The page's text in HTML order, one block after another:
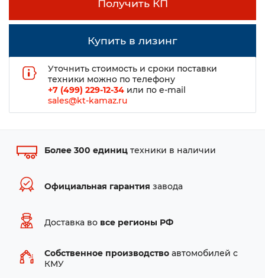
Получить КП
Купить в лизинг
Уточнить стоимость и сроки поставки
техники можно по телефону
+7 (499) 229-12-34 или по e-mail
sales@kt-kamaz.ru
Более 300 единиц техники в наличии
Официальная гарантия завода
Доставка во все регионы РФ
Собственное производство автомобилей с
КМУ